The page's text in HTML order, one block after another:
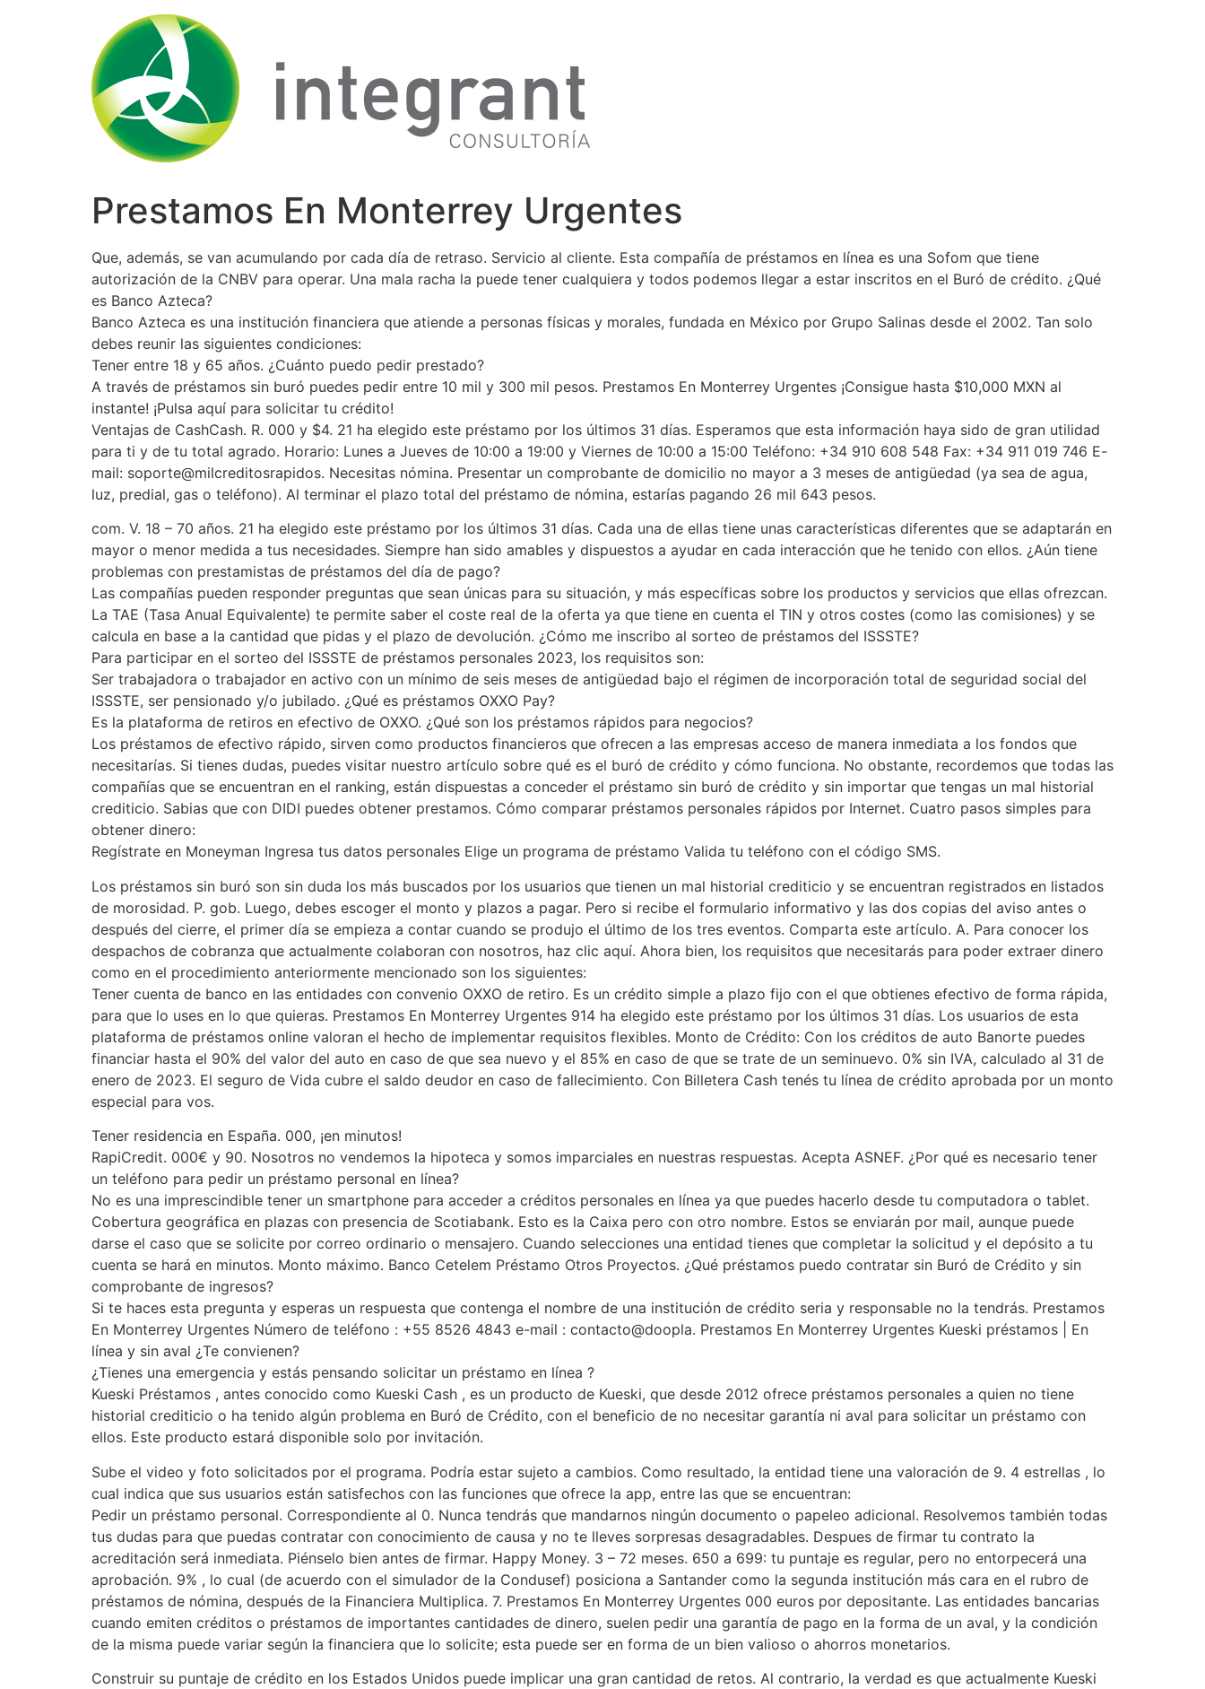
Prestamos En Monterrey Urgentes
Que, además, se van acumulando por cada día de retraso. Servicio al cliente. Esta compañía de préstamos en línea es una Sofom que tiene
autorización de la CNBV para operar. Una mala racha la puede tener cualquiera y todos podemos llegar a estar inscritos en el Buró de crédito. ¿Qué
es Banco Azteca?
Banco Azteca es una institución financiera que atiende a personas físicas y morales, fundada en México por Grupo Salinas desde el 2002. Tan solo
debes reunir las siguientes condiciones:
Tener entre 18 y 65 años. ¿Cuánto puedo pedir prestado?
A través de préstamos sin buró puedes pedir entre 10 mil y 300 mil pesos. Prestamos En Monterrey Urgentes ¡Consigue hasta $10,000 MXN al
instante! ¡Pulsa aquí para solicitar tu crédito!
Ventajas de CashCash. R. 000 y $4. 21 ha elegido este préstamo por los últimos 31 días. Esperamos que esta información haya sido de gran utilidad
para ti y de tu total agrado. Horario: Lunes a Jueves de 10:00 a 19:00 y Viernes de 10:00 a 15:00 Teléfono: +34 910 608 548 Fax: +34 911 019 746 E-
mail: soporte@milcreditosrapidos. Necesitas nómina. Presentar un comprobante de domicilio no mayor a 3 meses de antigüedad (ya sea de agua,
luz, predial, gas o teléfono). Al terminar el plazo total del préstamo de nómina, estarías pagando 26 mil 643 pesos.
com. V. 18 – 70 años. 21 ha elegido este préstamo por los últimos 31 días. Cada una de ellas tiene unas características diferentes que se adaptarán en
mayor o menor medida a tus necesidades. Siempre han sido amables y dispuestos a ayudar en cada interacción que he tenido con ellos. ¿Aún tiene
problemas con prestamistas de préstamos del día de pago?
Las compañías pueden responder preguntas que sean únicas para su situación, y más específicas sobre los productos y servicios que ellas ofrezcan.
La TAE (Tasa Anual Equivalente) te permite saber el coste real de la oferta ya que tiene en cuenta el TIN y otros costes (como las comisiones) y se
calcula en base a la cantidad que pidas y el plazo de devolución. ¿Cómo me inscribo al sorteo de préstamos del ISSSTE?
Para participar en el sorteo del ISSSTE de préstamos personales 2023, los requisitos son:
Ser trabajadora o trabajador en activo con un mínimo de seis meses de antigüedad bajo el régimen de incorporación total de seguridad social del
ISSSTE, ser pensionado y/o jubilado. ¿Qué es préstamos OXXO Pay?
Es la plataforma de retiros en efectivo de OXXO. ¿Qué son los préstamos rápidos para negocios?
Los préstamos de efectivo rápido, sirven como productos financieros que ofrecen a las empresas acceso de manera inmediata a los fondos que
necesitarías. Si tienes dudas, puedes visitar nuestro artículo sobre qué es el buró de crédito y cómo funciona. No obstante, recordemos que todas las
compañías que se encuentran en el ranking, están dispuestas a conceder el préstamo sin buró de crédito y sin importar que tengas un mal historial
crediticio. Sabias que con DIDI puedes obtener prestamos. Cómo comparar préstamos personales rápidos por Internet. Cuatro pasos simples para
obtener dinero:
Regístrate en Moneyman Ingresa tus datos personales Elige un programa de préstamo Valida tu teléfono con el código SMS.
Los préstamos sin buró son sin duda los más buscados por los usuarios que tienen un mal historial crediticio y se encuentran registrados en listados
de morosidad. P. gob. Luego, debes escoger el monto y plazos a pagar. Pero si recibe el formulario informativo y las dos copias del aviso antes o
después del cierre, el primer día se empieza a contar cuando se produjo el último de los tres eventos. Comparta este artículo. A. Para conocer los
despachos de cobranza que actualmente colaboran con nosotros, haz clic aquí. Ahora bien, los requisitos que necesitarás para poder extraer dinero
como en el procedimiento anteriormente mencionado son los siguientes:
Tener cuenta de banco en las entidades con convenio OXXO de retiro. Es un crédito simple a plazo fijo con el que obtienes efectivo de forma rápida,
para que lo uses en lo que quieras. Prestamos En Monterrey Urgentes 914 ha elegido este préstamo por los últimos 31 días. Los usuarios de esta
plataforma de préstamos online valoran el hecho de implementar requisitos flexibles. Monto de Crédito: Con los créditos de auto Banorte puedes
financiar hasta el 90% del valor del auto en caso de que sea nuevo y el 85% en caso de que se trate de un seminuevo. 0% sin IVA, calculado al 31 de
enero de 2023. El seguro de Vida cubre el saldo deudor en caso de fallecimiento. Con Billetera Cash tenés tu línea de crédito aprobada por un monto
especial para vos.
Tener residencia en España. 000, ¡en minutos!
RapiCredit. 000€ y 90. Nosotros no vendemos la hipoteca y somos imparciales en nuestras respuestas. Acepta ASNEF. ¿Por qué es necesario tener
un teléfono para pedir un préstamo personal en línea?
No es una imprescindible tener un smartphone para acceder a créditos personales en línea ya que puedes hacerlo desde tu computadora o tablet.
Cobertura geográfica en plazas con presencia de Scotiabank. Esto es la Caixa pero con otro nombre. Estos se enviarán por mail, aunque puede
darse el caso que se solicite por correo ordinario o mensajero. Cuando selecciones una entidad tienes que completar la solicitud y el depósito a tu
cuenta se hará en minutos. Monto máximo. Banco Cetelem Préstamo Otros Proyectos. ¿Qué préstamos puedo contratar sin Buró de Crédito y sin
comprobante de ingresos?
Si te haces esta pregunta y esperas un respuesta que contenga el nombre de una institución de crédito seria y responsable no la tendrás. Prestamos
En Monterrey Urgentes Número de teléfono : +55 8526 4843 e-mail : contacto@doopla. Prestamos En Monterrey Urgentes Kueski préstamos | En
línea y sin aval ¿Te convienen?
¿Tienes una emergencia y estás pensando solicitar un préstamo en línea ?
Kueski Préstamos , antes conocido como Kueski Cash , es un producto de Kueski, que desde 2012 ofrece préstamos personales a quien no tiene
historial crediticio o ha tenido algún problema en Buró de Crédito, con el beneficio de no necesitar garantía ni aval para solicitar un préstamo con
ellos. Este producto estará disponible solo por invitación.
Sube el video y foto solicitados por el programa. Podría estar sujeto a cambios. Como resultado, la entidad tiene una valoración de 9. 4 estrellas , lo
cual indica que sus usuarios están satisfechos con las funciones que ofrece la app, entre las que se encuentran:
Pedir un préstamo personal. Correspondiente al 0. Nunca tendrás que mandarnos ningún documento o papeleo adicional. Resolvemos también todas
tus dudas para que puedas contratar con conocimiento de causa y no te lleves sorpresas desagradables. Despues de firmar tu contrato la
acreditación será inmediata. Piénselo bien antes de firmar. Happy Money. 3 – 72 meses. 650 a 699: tu puntaje es regular, pero no entorpecerá una
aprobación. 9% , lo cual (de acuerdo con el simulador de la Condusef) posiciona a Santander como la segunda institución más cara en el rubro de
préstamos de nómina, después de la Financiera Multiplica. 7. Prestamos En Monterrey Urgentes 000 euros por depositante. Las entidades bancarias
cuando emiten créditos o préstamos de importantes cantidades de dinero, suelen pedir una garantía de pago en la forma de un aval, y la condición
de la misma puede variar según la financiera que lo solicite; esta puede ser en forma de un bien valioso o ahorros monetarios.
Construir su puntaje de crédito en los Estados Unidos puede implicar una gran cantidad de retos. Al contrario, la verdad es que actualmente Kueski